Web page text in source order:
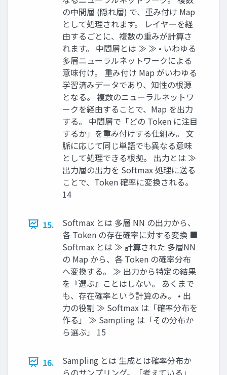
の中間層 (隠れ層) で、重み付け Map
として処理されます。 レイヤーを経
由するごとに、複数の重みが計算さ
れます。 中間層とは ≫ ≫ • いわゆる
多層ニューラルネットワークによる
意味付け。 重み付け Map がいわゆる
学習済みデータであり、知性の根源
となる。 複数のニューラルネットワ
ークを経由することで、Map を出力
する。 中間層で「どの Token に注目
するか」を重み付けする仕組み。 文
脈に応じて同じ単語でも異なる意味
として処理できる根拠。 出力とは ≫
出力層の出力を Softmax 処理に送る
ことで、Token 確率に変換される。
14
15.
Softmax とは 多層 NN の出力から、
各 Token の存在確率に対する変換 ■
Softmax とは ≫ 計算された 多層NN
の Map から、各 Token の確率分布
へ変換する。 ≫ 出力から特定の結果
を『選ぶ』ことはしない。 あくまで
も、存在確率という計算のみ。 • 出
力の役割 ≫ Softmax は「確率分布を
作る」 ≫ Sampling は「その分布か
ら選ぶ」 15
16.
Sampling とは 生成とは確率分布か
らのサンプリング。「考えている」